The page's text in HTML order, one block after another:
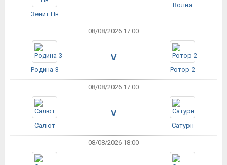
Зенит Пн
Волна
08/08/2026 17:00
Родина-3
V
Ротор-2
08/08/2026 17:00
Салют
V
Сатурн
08/08/2026 18:00